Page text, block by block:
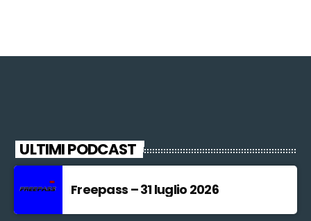
ULTIMI PODCAST
Freepass – 31 luglio 2026